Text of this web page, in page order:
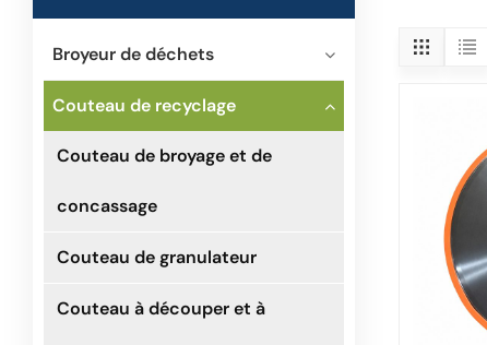
Broyeur de déchets
Couteau de recyclage
Couteau de broyage et de
concassage
Couteau de granulateur
Couteau à découper et à